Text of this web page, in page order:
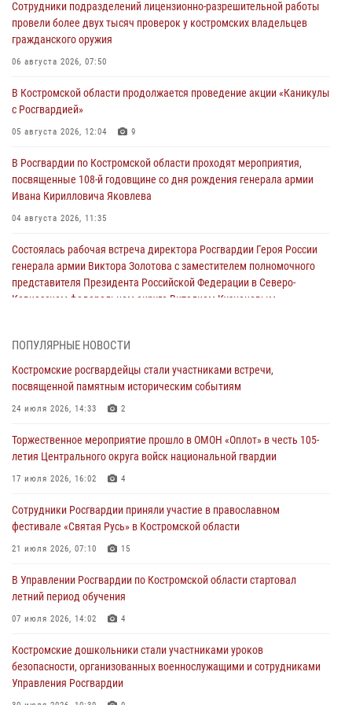
Сотрудники подразделений лицензионно-разрешительной работы
провели более двух тысяч проверок у костромских владельцев
гражданского оружия
06 августа 2026, 07:50
В Костромской области продолжается проведение акции «Каникулы
с Росгвардией»
05 августа 2026, 12:04 9
В Росгвардии по Костромской области проходят мероприятия,
посвященные 108-й годовщине со дня рождения генерала армии
Ивана Кирилловича Яковлева
04 августа 2026, 11:35
Состоялась рабочая встреча директора Росгвардии Героя России
генерала армии Виктора Золотова с заместителем полномочного
представителя Президента Российской Федерации в Северо-
Кавказском федеральном округе Виталием Кузнецовым
Росгвардейцы знакомят костромичей со службой в ведомстве
31 июля 2026, 06:48 1
Костромские дошкольники стали участниками уроков
Управления Росгвардии
30 июля 2026, 10:39 9
услуг» для получения услуг по линии Росгвардии
29 июля 2026, 06:26 1
в честь князя Владимира в Костроме
28 июля 2026, 06:14 2
росгвардейцы за прошедшую неделю
27 июля 2026, 09:53
ПОПУЛЯРНЫЕ НОВОСТИ
Костромские росгвардейцы стали участниками встречи,
посвященной памятным историческим событиям
24 июля 2026, 14:33 2
Торжественное мероприятие прошло в ОМОН «Оплот» в честь 105-
летия Центрального округа войск национальной гвардии
17 июля 2026, 16:02 4
Сотрудники Росгвардии приняли участие в православном
фестивале «Святая Русь» в Костромской области
21 июля 2026, 07:10 15
В Управлении Росгвардии по Костромской области стартовал
летний период обучения
07 июля 2026, 14:02 4
Костромские дошкольники стали участниками уроков
безопасности, организованных военнослужащими и сотрудниками
Управления Росгвардии